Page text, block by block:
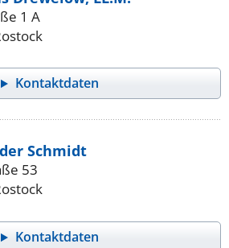
1 A
Kontaktdaten
Schmidt
53
Kontaktdaten